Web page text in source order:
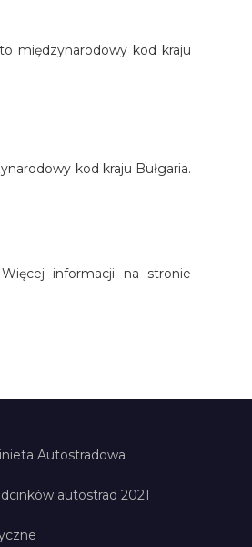
międzynarodowy kod kraju
kod kraju Bułgaria.
informacji na stronie
Autostradowa
autostrad 2021